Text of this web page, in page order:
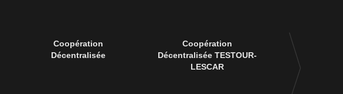
Coopération
Décentralisée
Coopération
Décentralisée TESTOUR-
LESCAR
90 ème
disparition